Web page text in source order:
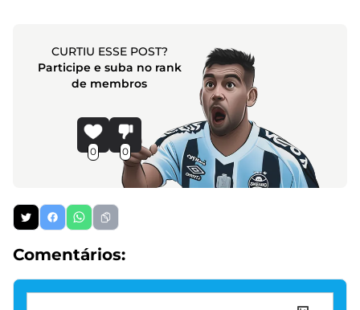
CURTIU ESSE POST?
Participe e suba no rank
de membros
0 0
Comentários: